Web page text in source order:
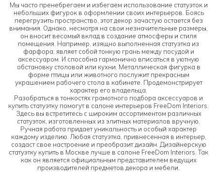
Мы часто пренебрегаем и избегаем использование статуэток и
небольших фигурок в оформлении своих интерьеров. Боясь
перегрузить пространство, этот декор зачастую остается без
внимания. Однако, несмотря на свои незначительные размеры,
он вносит весомый вклад в создание атмосферы и стиля
помещения. Например, изящно выполненная статуэтка из
фарфора, являет собой тонкую грань между посудой и
аксессуаром. И способна гармонично вписаться в уютную
обстановку столовой или кухни. Металлическая фигурка в
форме птицы или животного послужит прекрасным
украшением рабочего стола в кабинете. Продемонстрирует
характер его владельца.
Разобраться в тонкостях грамотного подбора аксессуаров и
купить статуэтку помогут в салоне интерьеров FreeDom Interiors.
Здесь вы встретитесь с широким ассортиментом различных
статуэток, изготовленных из элитных материалов вручную.
Ручная работа придает уникальность и особый характер
каждому изделию. Любая статуэтка, привнесенная в интерьер,
создаст свое настроение и преобразит дизайн. Дизайнерскую
статуэтку купить в Москве лучше в салоне FreeDom Interiors. Так
как он является официальным представителем ведущих
производителей предметов декора и мебели.